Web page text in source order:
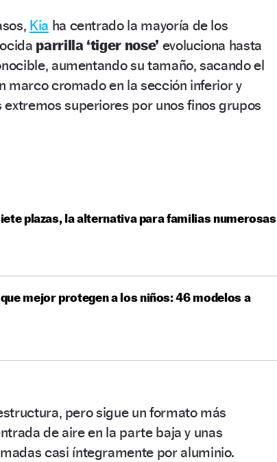
Kia ha centrado la mayoría de los
parrilla ‘tiger nose’ evoluciona hasta
aumentando su tamaño, sacando el
marco cromado en la sección inferior y
superiores por unos finos grupos
plazas, la alternativa para familias numerosas
mejor protegen a los niños: 46 modelos a
pero sigue un formato más
de aire en la parte baja y unas
casi íntegramente por aluminio.